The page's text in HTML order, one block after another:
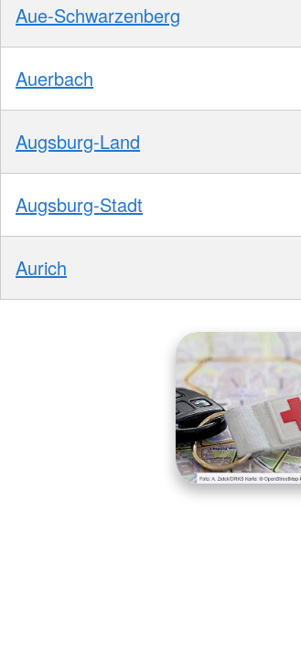
Aue-Schwarzenberg
Auerbach
Augsburg-Land
Augsburg-Stadt
Aurich